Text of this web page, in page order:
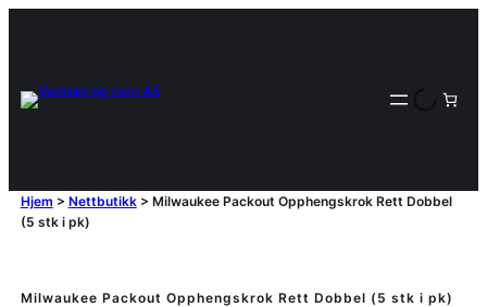
Hjem > Nettbutikk> Milwaukee Packout Opphengskrok Rett Dobbel
(5 stk i pk)
Milwaukee Packout Opphengskrok Rett Dobbel (5 stk i pk)